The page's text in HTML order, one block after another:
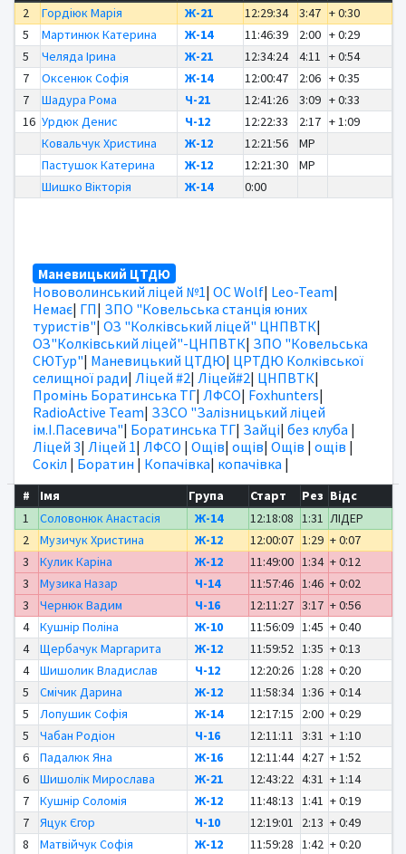
2
Гордіюк Марія Ж-21 12:29:34 3:47 + 0:30
5
Мартинюк Катерина Ж-14 11:46:39 2:00 + 0:29
5
Челяда Ірина Ж-21 12:34:24 4:11 + 0:54
7
Оксенюк Софія Ж-14 12:00:47 2:06 + 0:35
7
Шадура Рома Ч-21 12:41:26 3:09 + 0:33
16 Урдюк Денис Ч-12 12:22:33 2:17 + 1:09
Ковальчук Христина
Ж-12 12:21:56
MP
Пастушок Катерина
Ж-12 12:21:30
MP
Шишко Вікторія
Ж-14 0:00
Маневицький ЦТДЮ
Нововолинський ліцей №1| OC Wolf| Leo-Team|
Немає| ГП| ЗПО "Ковельська станція юних
туристів"| ОЗ "Колківський ліцей" ЦНПВТК|
ОЗ"Колківський ліцей"-ЦНПВТК| ЗПО "Ковельська
СЮТур"| Маневицький ЦТДЮ| ЦРТДЮ Колківської
селищної ради| Ліцей #2| Ліцей#2| ЦНПВТК|
Промінь Боратинська ТГ| ЛФСО| Foxhunters|
RadioActive Team| ЗЗСО "Залізницький ліцей
ім.І.Пасевича"| Боратинська ТГ| Зайці| без клуба |
Ліцей 3| Ліцей 1| ЛФСО | Ощів| ощів| Ощів | ощів |
Сокіл | Боратин | Копачівка| копачівка |
# Імя Група Старт Рез Відс
1
Соловонюк Анастасія Ж-14 12:18:08 1:31 ЛІДЕР
2
Музичук Христина Ж-12 12:00:07 1:29 + 0:07
3
Кулик Каріна Ж-12 11:49:00 1:34 + 0:12
3
Музика Назар Ч-14 11:57:46 1:46 + 0:02
3
Чернюк Вадим Ч-16 12:11:27 3:17 + 0:56
4
Кушнір Поліна Ж-10 11:56:09 1:45 + 0:40
4
Щербачук Маргарита Ж-12 11:59:52 1:35 + 0:13
4
Шишолик Владислав Ч-12 12:20:26 1:28 + 0:20
5
Смічик Дарина Ж-12 11:58:34 1:36 + 0:14
5
Лопушик Софія Ж-14 12:17:15 2:00 + 0:29
5
Чабан Родіон Ч-16 12:11:11 3:31 + 1:10
6
Падалюк Яна Ж-16 12:11:44 4:27 + 1:52
6
Шишолік Мирослава Ж-21 12:43:22 4:31 + 1:14
7
Кушнір Соломія Ж-12 11:48:13 1:41 + 0:19
7
Яцук Єгор Ч-10 12:19:01 2:13 + 0:49
8
Матвійчук Софія Ж-12 11:59:28 1:42 + 0:20